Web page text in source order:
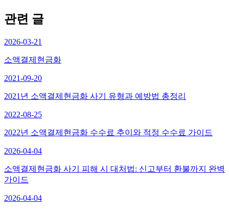
관련 글
2026-03-21
소액결제현금화
2021-09-20
2021년 소액결제현금화 사기 유형과 예방법 총정리
2022-08-25
2022년 소액결제현금화 수수료 추이와 적정 수수료 가이드
2026-04-04
소액결제현금화 사기 피해 시 대처법: 신고부터 환불까지 완벽
가이드
2026-04-04